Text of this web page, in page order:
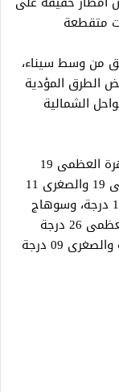
متقطعة
من وسط سيناء،
الطرق المؤدية
الشمالية
وبالنسبة لدرجات الحرارة، اليوم السبت : القاهرة العظمى 19
درجة والصغرى 11 درجة، والإسكندرية العظمى 19 والصغرى 11
درجة، ومطروح العظمى 17 درجة والصغرى 10 درجة، وسوهاج
العظمى 23 درجة والصغرى 07 درجة، وقنا العظمى 26 درجة